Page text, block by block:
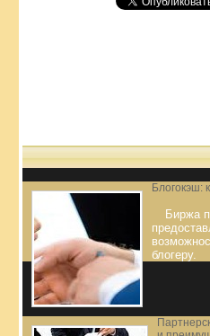
Блогокэш:
Биржа
блогеру.